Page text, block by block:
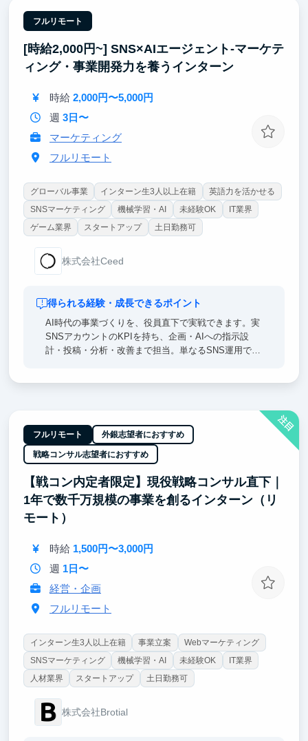
め、将来起業したい方や、事業開発・コンサル・人材
業界を志望する方に最適です。成果次第では、学生チ
ームのマネジメントやイベント事業全体の責任者もお
任せします。
フルリモート
[時給2,000円~] SNS×AIエージェント-マーケテ
ィング・事業開発力を養うインターン
時給 2,000円〜5,000円
週 3日〜
マーケティング
フルリモート
グローバル事業 インターン生3人以上在籍
英語力を活かせる
SNSマーケティング
機械学習・AI 未経験OK
IT業界
ゲーム業界
スタートアップ 土日勤務可
株式会社Ceed
得られる経験・成長できるポイント
AI時代の事業づくりを、役員直下で実戦できます。実
SNSアカウントのKPIを持ち、企画・AIへの指示設
計・投稿・分析・改善まで担当。単なるSNS運用では
注目
フルリモート 外銀志望者におすすめ
戦略コンサル志望者におすすめ
【戦コン内定者限定】現役戦略コンサル直下｜
1年で数千万規模の事業を創るインターン（リ
モート）
時給 1,500円〜3,000円
週 1日〜
経営・企画
フルリモート
インターン生3人以上在籍 事業立案
Webマーケティング
SNSマーケティング
機械学習・AI 未経験OK
IT業界
人材業界
スタートアップ 土日勤務可
株式会社Brotial